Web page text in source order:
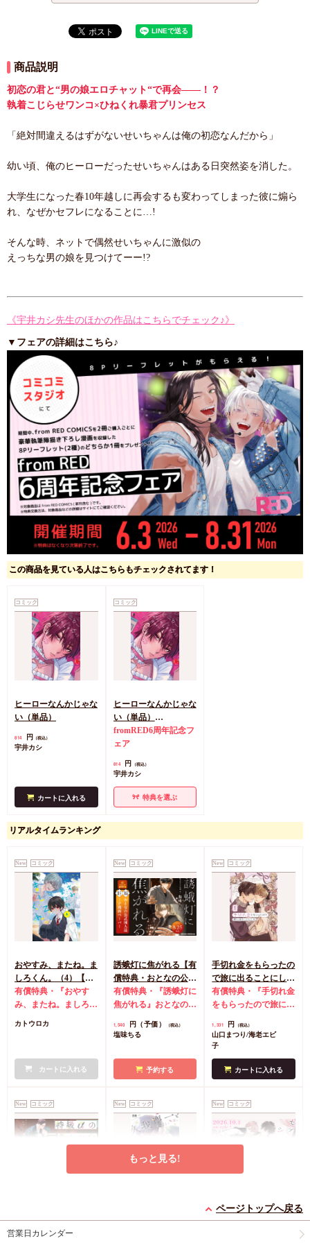
商品説明
初恋の君と“男の娘エロチャット“で再会――！？
執着こじらせワンコ×ひねくれ暴君プリンセス
「絶対間違えるはずがないせいちゃんは俺の初恋なんだから」
幼い頃、俺のヒーローだったせいちゃんはある日突然姿を消した。
大学生になった春10年越しに再会するも変わってしまった彼に煽ら
れ、なぜかセフレになることに…!
そんな時、ネットで偶然せいちゃんに激似の
えっちな男の娘を見つけてーー!?
《宇井カシ先生のほかの作品はこちらでチェック♪》
▼フェアの詳細はこちら♪
この商品を見ている人はこちらもチェックされてます！
コミック
ヒーローなんかじゃな
い（単品）
814 円 （税込）
宇井カシ
カートに入れる
コミック
ヒーローなんかじゃな
い（単品）
【「fromRED6周年」
記念フェア・対象商
fromRED6周年記念フ
ェア
814 円 （税込）
宇井カシ
特典を選ぶ
リアルタイムランキング
New コミック
おやすみ、またね。ま
しろくん。（4）【有
償特典・おとなの公式
同人誌】【8/7締切！
選)】
有償特典・『おやす
み、またね。ましろく
公式同人誌
店舗共通特典ペーパー
初版限定カメラロール
カトウロカ
カートに入れる
New コミック
誘蛾灯に焦がれる【有
償特典・おとなの公式
同人誌】
有償特典・『誘蛾灯に
焦がれる』おとなの公
典漫画ペーパー
1,540 円（予価） （税込）
塩味ちる
予約する
New コミック
手切れ金をもらったの
で旅に出ることにした
（1）【有償特典・漫
画＆SS小冊子】
有償特典・『手切れ金
をもらったので旅に出
漫画＆SS12P小冊子
ミコミ特典漫画＆SS
リーフレット 店舗共
通特典マンガカード
1,331 円 （税込）
山口まつり/海老エビ
子
カートに入れる
New コミック
コミコミ特典4Pリー
フレット
New コミック
【有償特典・小冊子】
New コミック
セブンティーンシロッ
プス（2）【有償特
もっと見る!
ページトップへ戻る
営業日カレンダー